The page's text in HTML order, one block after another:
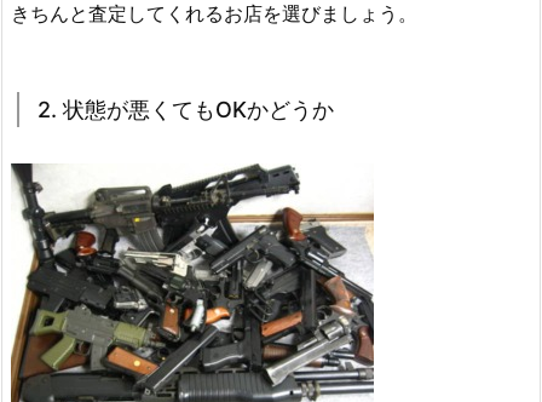
きちんと査定してくれるお店を選びましょう。
2. 状態が悪くてもOKかどうか